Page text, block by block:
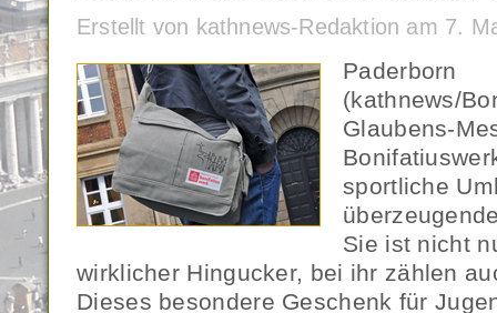
Erstellt von kathnews-Redaktion am 7.
Paderborn
(kathnews/
Glaubens-
sportliche
Sie ist nicht
wirklicher Hingucker, bei ihr zählen
Dieses besondere Geschenk für